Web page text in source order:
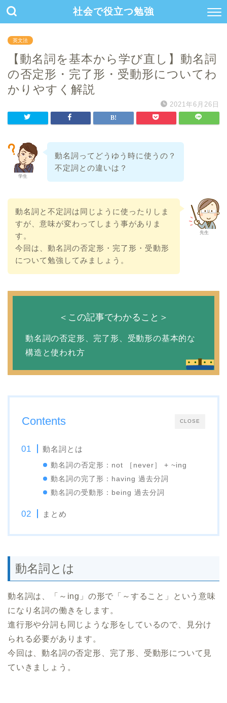
社会で役立つ勉強
英文法
【動名詞を基本から学び直し】動名詞
の否定形・完了形・受動形についてわ
かりやすく解説
2021年6月26日
学生
動名詞ってどうゆう時に使うの？
不定詞との違いは？
先生
動名詞と不定詞は同じように使ったりしま
すが、意味が変わってしまう事がありま
す。
今回は、動名詞の否定形・完了形・受動形
について勉強してみましょう。
＜この記事でわかること＞
動名詞の否定形、完了形、受動形の基本的な
構造と使われ方
CLOSE
Contents
動名詞とは
動名詞の否定形：not ［never］ + ~ing
動名詞の完了形：having 過去分詞
動名詞の受動形：being 過去分詞
まとめ
動名詞とは
動名詞は、「～ing」の形で「～すること」という意味
になり名詞の働きをします。
進行形や分詞も同じような形をしているので、見分け
られる必要があります。
今回は、動名詞の否定形、完了形、受動形について見
ていきましょう。